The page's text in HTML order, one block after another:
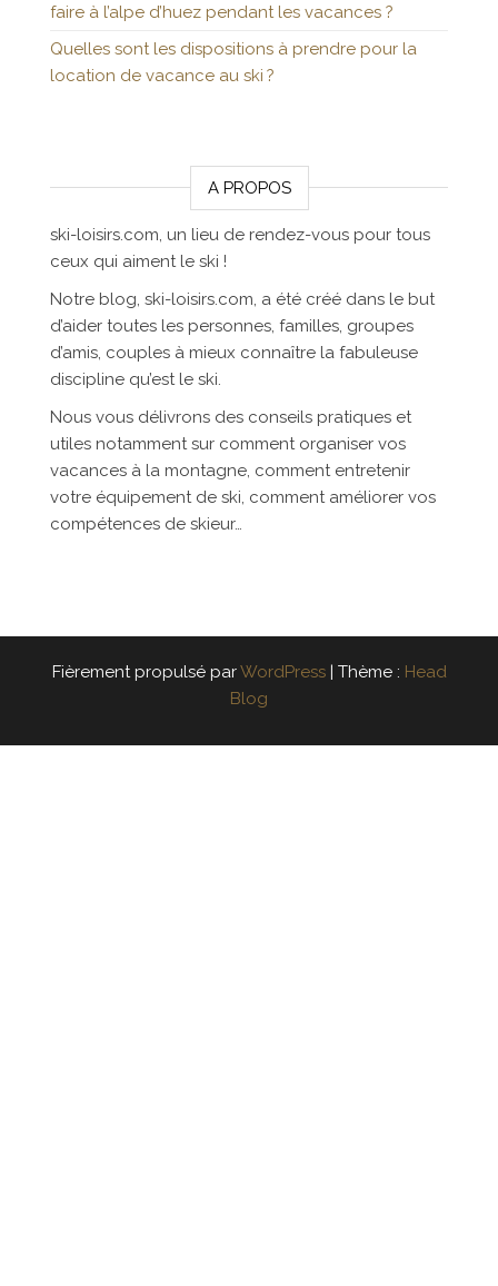
faire à l’alpe d’huez pendant les vacances ?
Quelles sont les dispositions à prendre pour la
location de vacance au ski ?
A PROPOS
ski-loisirs.com, un lieu de rendez-vous pour tous
ceux qui aiment le ski !
Notre blog, ski-loisirs.com, a été créé dans le but
d’aider toutes les personnes, familles, groupes
d’amis, couples à mieux connaître la fabuleuse
discipline qu’est le ski.
Nous vous délivrons des conseils pratiques et
utiles notamment sur comment organiser vos
vacances à la montagne, comment entretenir
votre équipement de ski, comment améliorer vos
compétences de skieur…
Fièrement propulsé parWordPress | Thème : Head
Blog